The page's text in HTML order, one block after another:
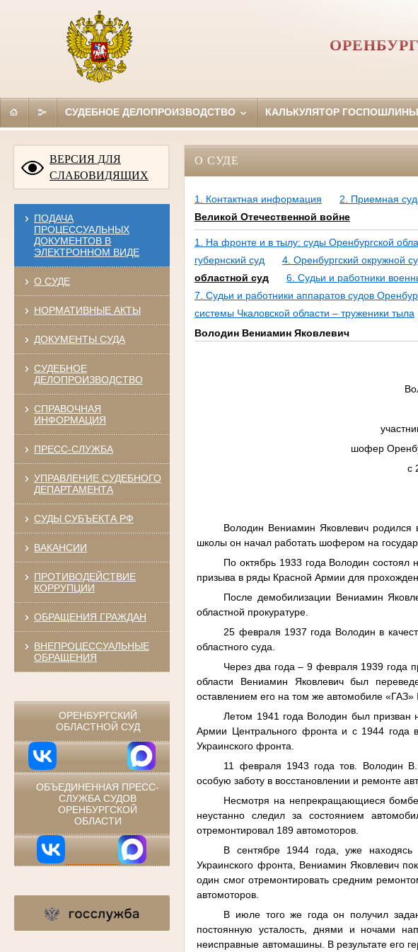
СУДЕБНОЕ ДЕЛОПРОИЗВОДСТВО КАЛЬКУЛЯТОР ГОСПОШЛИНЫ
ВЕРСИЯ ДЛЯ
СЛАБОВИДЯЩИХ
ПОДАЧА
ПРОЦЕССУАЛЬНЫХ
ДОКУМЕНТОВ В
ЭЛЕКТРОННОМ ВИДЕ
О СУДЕ
НОРМАТИВНЫЕ АКТЫ
ДОКУМЕНТЫ СУДА
СУДЕБНОЕ
ДЕЛОПРОИЗВОДСТВО
СПРАВОЧНАЯ
ИНФОРМАЦИЯ
ПРЕСС-СЛУЖБА
УПРАВЛЕНИЕ СУДЕБНОГО
ДЕПАРТАМЕНТА
СУДЫ СУБЪЕКТА РФ
ВАКАНСИИ
ПРОТИВОДЕЙСТВИЕ
КОРРУПЦИИ
ОБРАЩЕНИЯ ГРАЖДАН
ВНЕПРОЦЕССУАЛЬНЫЕ
ОБРАЩЕНИЯ
ОРЕНБУРГСКИЙ
ОБЛАСТНОЙ СУД
ОБЪЕДИНЕННАЯ ПРЕСС-
СЛУЖБА СУДОВ
ОРЕНБУРГСКОЙ
ОБЛАСТИ
О СУДЕ
1. Контактная информация 2. Приемная
Великой Отечественной войне
1. На фронте и в тылу: суды Оренбургской
губернский суд
4. Оренбургский окружной
областной суд
6. Судьи и работники
7. Судьи и работники аппаратов судов
системы Чкаловской области – труженики тыла
Володин Вениамин Яковлевич
шофер
с
Володин Вениамин Яковлевич родился
школы он начал работать шофером на
По октябрь 1933 года Володин
призыва в ряды Красной Армии для
После демобилизации Вениамин
областной прокуратуре.
25 февраля 1937 года Володин в
областного суда.
Через два года – 9 февраля 1939 года
области Вениамин Яковлевич был
оставлением его на том же автомобиле
Летом 1941 года Володин был призван
Армии Центрального фронта и с 1944 года
Украинского фронта.
11 февраля 1943 года тов. Володин
особую заботу в восстановлении и ремонте
Несмотря на непрекращающиеся
неустанно следил за состоянием
отремонтировал 189 автомоторов.
В сентябре 1944 года, уже находясь
Украинского фронта, Вениамин Яковлевич
один смог отремонтировать средним
автомоторов.
В июле того же года он получил
постоянную усталость, днями и ночами
неисправные автомашины. В результате его